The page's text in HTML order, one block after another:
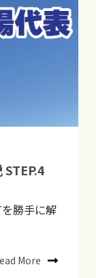
勝手に解
More